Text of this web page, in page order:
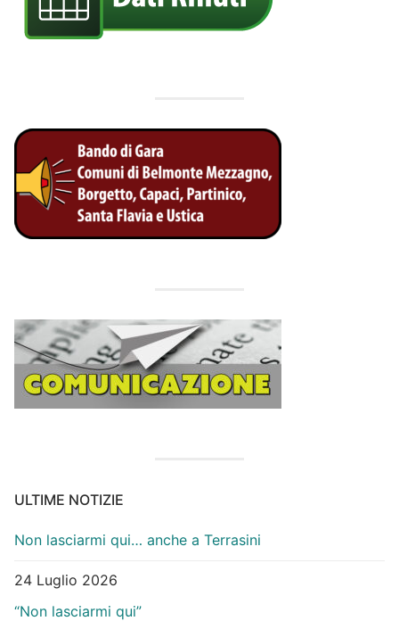
ULTIME NOTIZIE
Non lasciarmi qui… anche a Terrasini
24 Luglio 2026
“Non lasciarmi qui”